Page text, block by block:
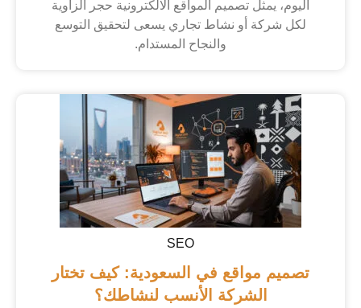
اليوم، يمثل تصميم المواقع الالكترونية حجر الزاوية
لكل شركة أو نشاط تجاري يسعى لتحقيق التوسع
والنجاح المستدام.
SEO
تصميم مواقع في السعودية: كيف تختار
الشركة الأنسب لنشاطك؟